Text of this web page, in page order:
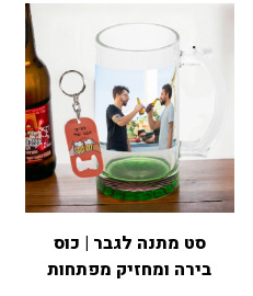
סט מתנה לגבר | כוס
בירה ומחזיק מפתחות